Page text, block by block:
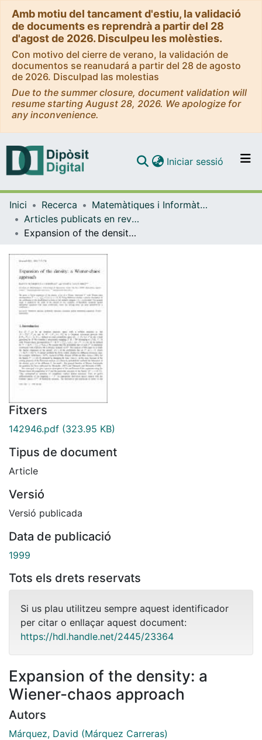
Amb motiu del tancament d'estiu, la validació
de documents es reprendrà a partir del 28
d'agost de 2026. Disculpeu les molèsties.
Con motivo del cierre de verano, la validación de
documentos se reanudará a partir del 28 de agosto
de 2026. Disculpad las molestias
Due to the summer closure, document validation will
resume starting August 28, 2026. We apologize for
any inconvenience.
Navega per tot el DD
Com publicar
Iniciar sessió (current)
Inici Recerca
Matemàtiques i Informàtica
Articles publicats en revistes (Matemàtiques i Informàtica)
Expansion of the density: a Wiener-chaos approach
Fitxers
142946.pdf (323.95 KB)
Tipus de document
Article
Versió
Versió publicada
Data de publicació
1999
Tots els drets reservats
Si us plau utilitzeu sempre aquest identificador
per citar o enllaçar aquest document:
https://hdl.handle.net/2445/23364
Expansion of the density: a
Wiener-chaos approach
Autors
Márquez, David (Márquez Carreras)